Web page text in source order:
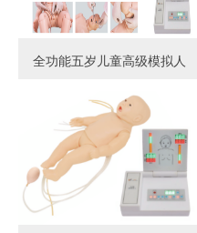
全功能五岁儿童高级模拟人